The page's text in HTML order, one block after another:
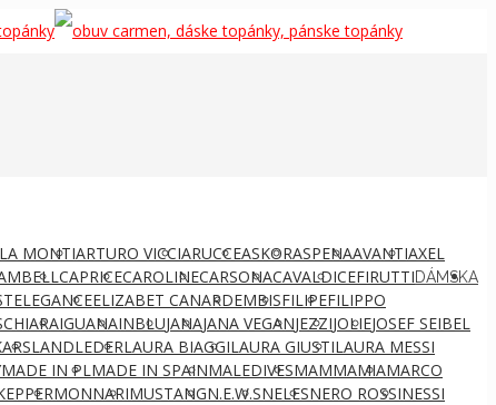
MONTIARTURO VICCIARUCCEASKORASPENAAVANTIAXEL
CAPRICECAROLINECARSONACAVALDICEFIRUTTI
ELEGANCEELIZABET CANARDEMBISFILIPEFILIPPO
CHIARAIGUANAINBLUJANAJANA VEGANJEZZIJOLIEJOSEF SEIBEL
LANDLEDERLAURA BIAGGILAURA GIUSTILAURA MESSI
MADE IN PLMADE IN SPAINMALEDIVESMAMMAMIAMARCO
MONNARIMUSTANGN.E.W.SNELESNERO ROSSINESSI
DÁMSKA